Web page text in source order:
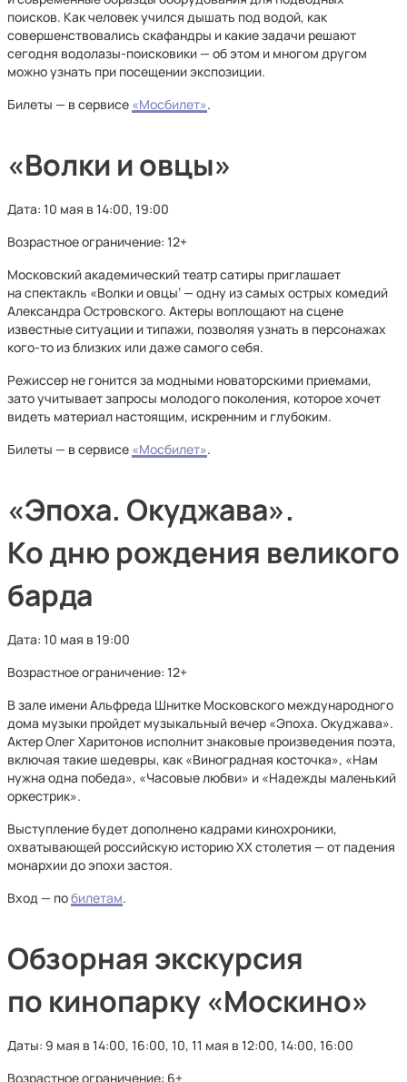
поисков. Как человек учился дышать под водой, как
совершенствовались скафандры и какие задачи решают
сегодня водолазы-поисковики — об этом и многом другом
можно узнать при посещении экспозиции.
Билеты — в сервисе «Мосбилет».
«Волки и овцы»
Дата: 10 мая в 14:00, 19:00
Возрастное ограничение: 12+
Московский академический театр сатиры приглашает
на спектакль «Волки и овцы‘ — одну из самых острых комедий
Александра Островского. Актеры воплощают на сцене
известные ситуации и типажи, позволяя узнать в персонажах
кого-то из близких или даже самого себя.
Режиссер не гонится за модными новаторскими приемами,
зато учитывает запросы молодого поколения, которое хочет
видеть материал настоящим, искренним и глубоким.
Билеты — в сервисе «Мосбилет».
«Эпоха. Окуджава».
Ко дню рождения великого
барда
Дата: 10 мая в 19:00
Возрастное ограничение: 12+
В зале имени Альфреда Шнитке Московского международного
дома музыки пройдет музыкальный вечер «Эпоха. Окуджава».
Актер Олег Харитонов исполнит знаковые произведения поэта,
включая такие шедевры, как «Виноградная косточка», «Нам
нужна одна победа», «Часовые любви» и «Надежды маленький
оркестрик».
Выступление будет дополнено кадрами кинохроники,
охватывающей российскую историю XX столетия — от падения
монархии до эпохи застоя.
Вход — побилетам.
Обзорная экскурсия
по кинопарку «Москино»
Даты: 9 мая в 14:00, 16:00, 10, 11 мая в 12:00, 14:00, 16:00
Возрастное ограничение: 6+